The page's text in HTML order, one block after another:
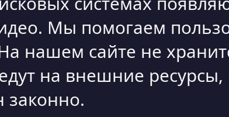
Мы помогаем
нашем сайте не
на внешние ресурсы,
законно.